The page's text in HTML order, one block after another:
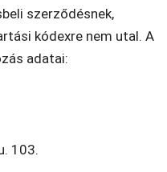
szerződésnek,
kódexre nem utal. A
adatai:
103.